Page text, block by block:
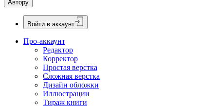
Автору
Войти в аккаунт
Про-аккаунт
Редактор
Корректор
Простая верстка
Сложная верстка
Дизайн обложки
Иллюстрации
Тираж книги